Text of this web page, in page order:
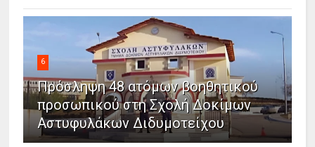
6
Πρόσληψη 48 ατόμων βοηθητικού
προσωπικού στη Σχολή Δοκίμων
Αστυφυλάκων Διδυμοτείχου